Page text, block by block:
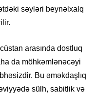
səyləri beynəlxalq
arasında dostluq
da möhkəmlənəcəyi
Bu əməkdaşlıq
sülh, sabitlik və